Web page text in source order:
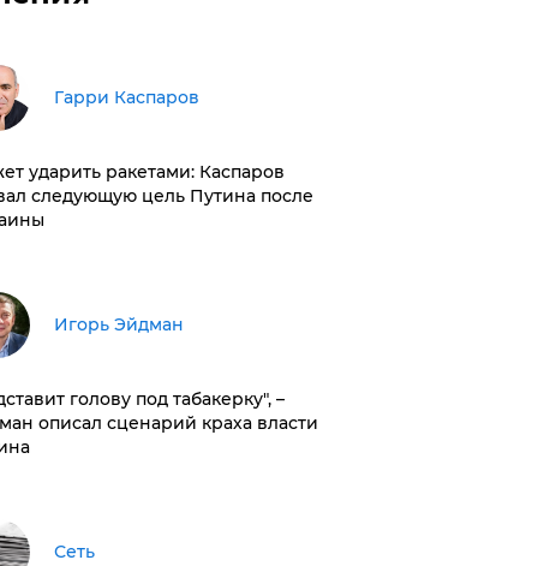
Гарри Каспаров
ударить ракетами: Каспаров
следующую цель Путина после
Игорь Эйдман
голову под табакерку", –
описал сценарий краха власти
Сеть